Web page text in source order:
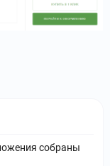
собраны